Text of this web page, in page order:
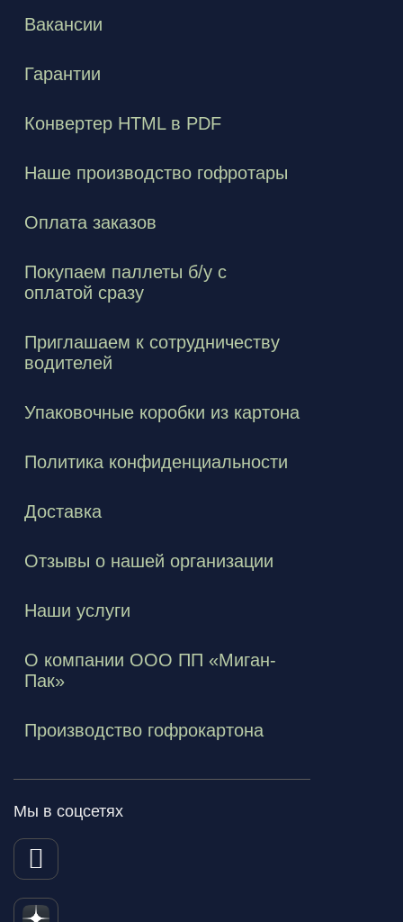
Вакансии
Гарантии
Конвертер HTML в PDF
Наше производство гофротары
Оплата заказов
Покупаем паллеты б/у с
оплатой сразу
Приглашаем к сотрудничеству
водителей
Упаковочные коробки из картона
Политика конфиденциальности
Доставка
Отзывы о нашей организации
Наши услуги
О компании ООО ПП «Миган-
Пак»
Производство гофрокартона
Мы в соцсетях